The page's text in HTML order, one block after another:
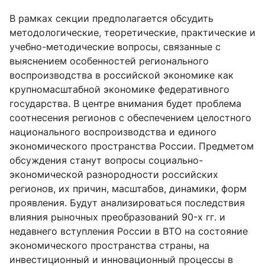
В рамках секции предполагается обсудить
методологические, теоретические, практические и
учебно-методические вопросы, связанные с
выяснением особенностей регионального
воспроизводства в российской экономике как
крупномасштабной экономике федеративного
государства. В центре внимания будет проблема
соотнесения регионов с обеспечением целостного
национального воспроизводства и единого
экономического пространства России. Предметом
обсуждения станут вопросы социально-
экономической разнородности российских
регионов, их причин, масштабов, динамики, форм
проявления. Будут анализироваться последствия
влияния рыночных преобразований 90-х гг. и
недавнего вступления России в ВТО на состояние
экономического пространства страны, на
инвестиционный и инновационный процессы в